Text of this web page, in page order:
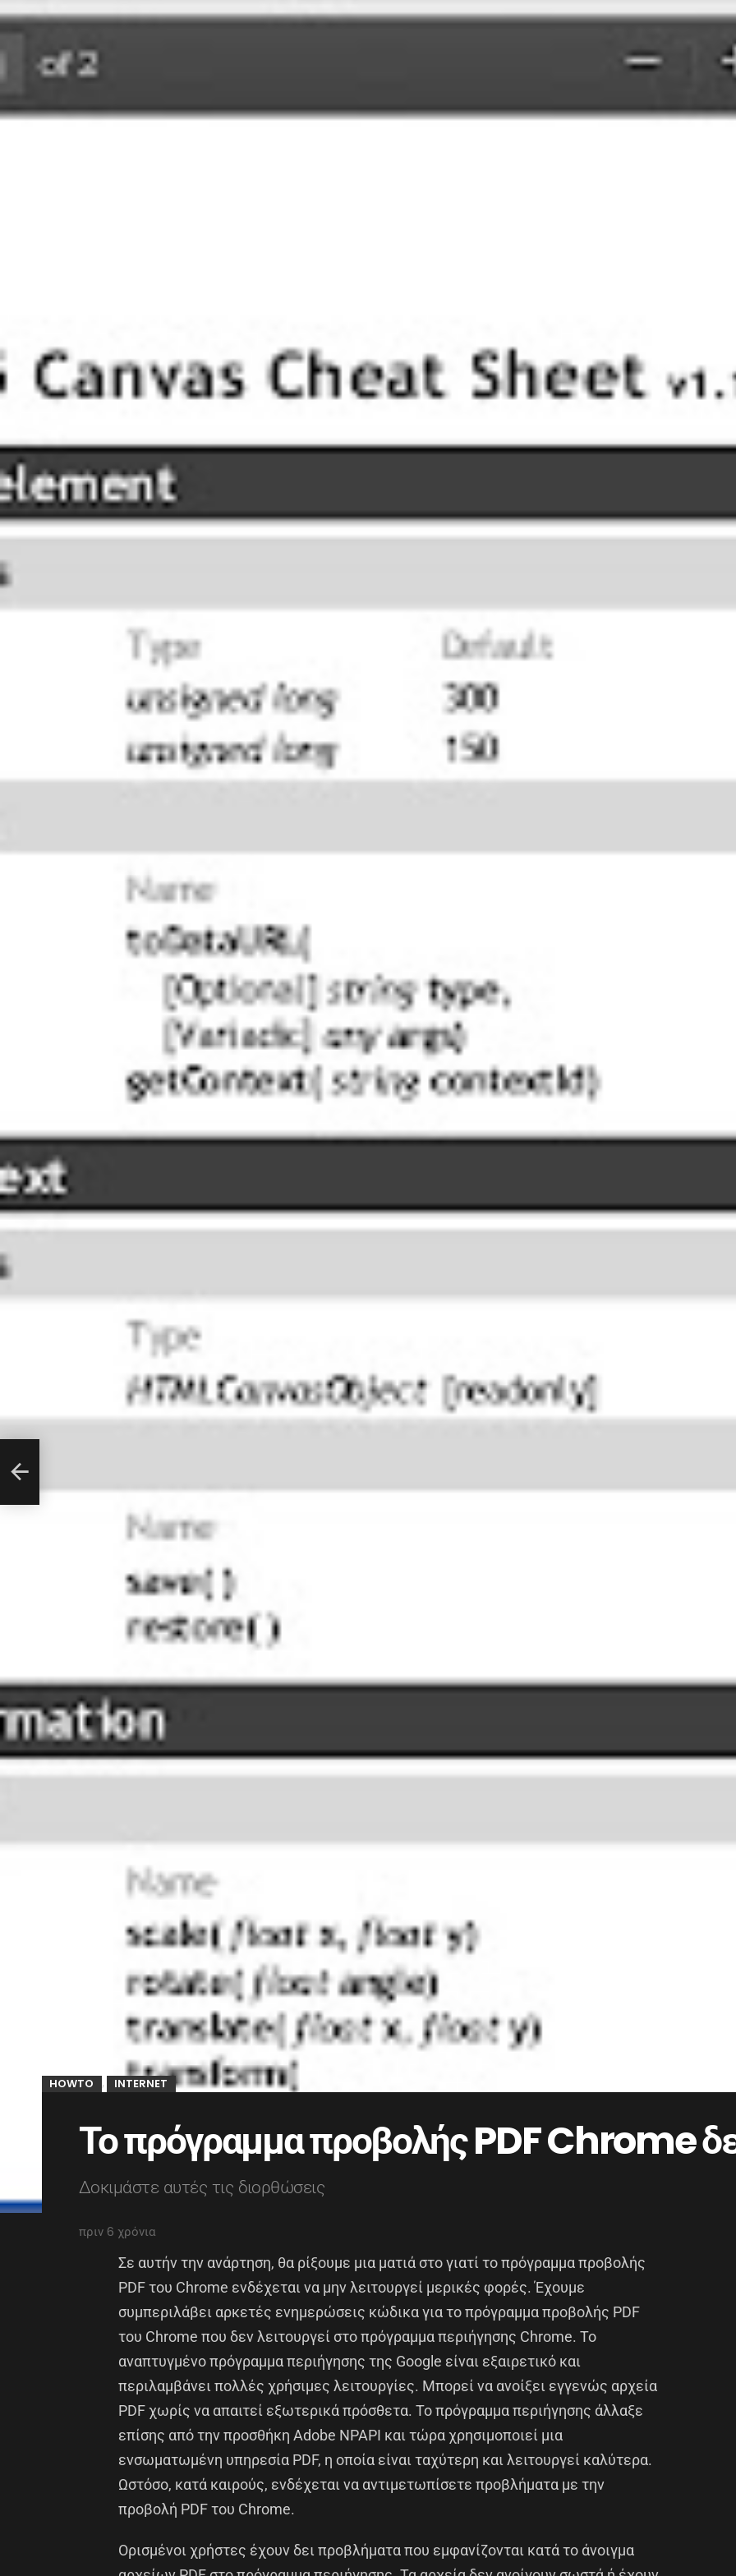
HOWTO , INTERNET
Το πρόγραμμα προβολής PDF Chrome
Δοκιμάστε αυτές τις διορθώσεις
πριν 6 χρόνια
Σε αυτήν την ανάρτηση, θα ρίξουμε μια ματιά στο γιατί το πρόγραμμα προβολής
PDF του Chrome ενδέχεται να μην λειτουργεί μερικές φορές. Έχουμε
συμπεριλάβει αρκετές ενημερώσεις κώδικα για το πρόγραμμα προβολής PDF
του Chrome που δεν λειτουργεί στο πρόγραμμα περιήγησης Chrome. Το
αναπτυγμένο πρόγραμμα περιήγησης της Google είναι εξαιρετικό και
περιλαμβάνει πολλές χρήσιμες λειτουργίες. Μπορεί να ανοίξει εγγενώς αρχεία
PDF χωρίς να απαιτεί εξωτερικά πρόσθετα. Το πρόγραμμα περιήγησης άλλαξε
επίσης από την προσθήκη Adobe NPAPI και τώρα χρησιμοποιεί μια
ενσωματωμένη υπηρεσία PDF, η οποία είναι ταχύτερη και λειτουργεί καλύτερα.
Ωστόσο, κατά καιρούς, ενδέχεται να αντιμετωπίσετε προβλήματα με την
προβολή PDF του Chrome.
Ορισμένοι χρήστες έχουν δει προβλήματα που εμφανίζονται κατά το άνοιγμα